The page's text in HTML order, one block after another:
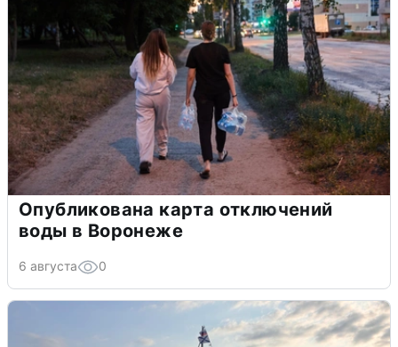
Опубликована карта отключений
воды в Воронеже
6 августа 0